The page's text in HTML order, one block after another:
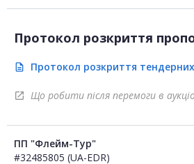
Протокол розкриття
description Протокол розкриття
open_in_new Що робити після перемоги в
ПП "Флейм-Тур"
#32485805 (UA-EDR)